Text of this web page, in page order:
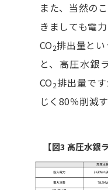
また、当然の
きましても電
CO2排出量と
と、高圧水銀
CO2排出量で
じく80％削減
【図3 高圧水銀